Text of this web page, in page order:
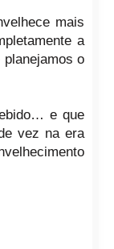
mais
a
o
e que
vez na era